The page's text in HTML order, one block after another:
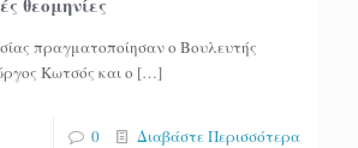
πραγματοποίησαν ο Βουλευτής
Κωτσός και ο […]
0 Διαβάστε Περισσότερα